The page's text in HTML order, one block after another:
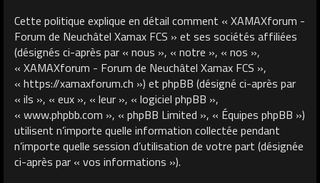
Cette politique explique en détail comment « XAMAXforum -
Forum de Neuchâtel Xamax FCS » et ses sociétés affiliées
(désignés ci-après par « nous », « notre », « nos »,
« XAMAXforum - Forum de Neuchâtel Xamax FCS »,
« https://xamaxforum.ch ») et phpBB (désigné ci-après par
« ils », « eux », « leur », « logiciel phpBB »,
« www.phpbb.com », « phpBB Limited », « Équipes phpBB »)
utilisent n’importe quelle information collectée pendant
n’importe quelle session d’utilisation de votre part (désignée
ci-après par « vos informations »).